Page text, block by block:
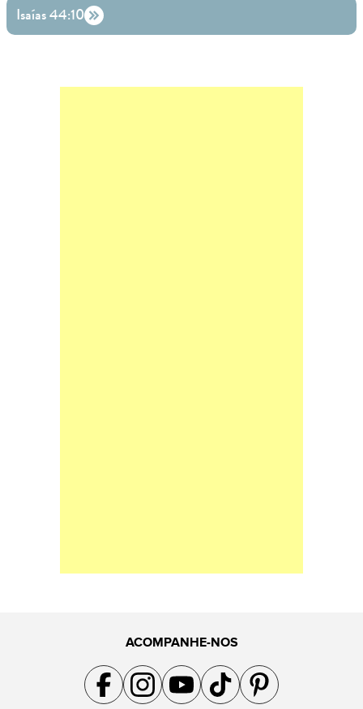
Isaías 44:10
ACOMPANHE-NOS
Acompanhe a gente no Facebook
Acompanhe a gente no Instagram
Acompanhe a gente no YouTube
Acompanhe a gente no TikTok
Acompanhe a gente no